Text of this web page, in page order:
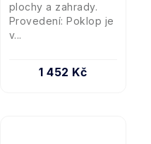
1 452 Kč
plochy a zahrady.
Provedení: Poklop je
v...